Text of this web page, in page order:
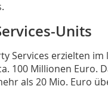
Units
Services erzielten im
100 Millionen Euro.
als 20 Mio. Euro